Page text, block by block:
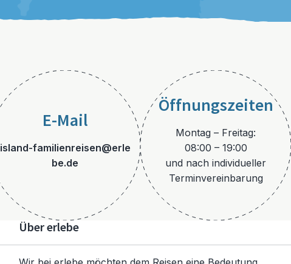
E-Mail
island-familienreisen@erle
be.de
Öffnungszeiten
Montag – Freitag:
08:00 – 19:00
und nach individueller
Terminvereinbarung
Über erlebe